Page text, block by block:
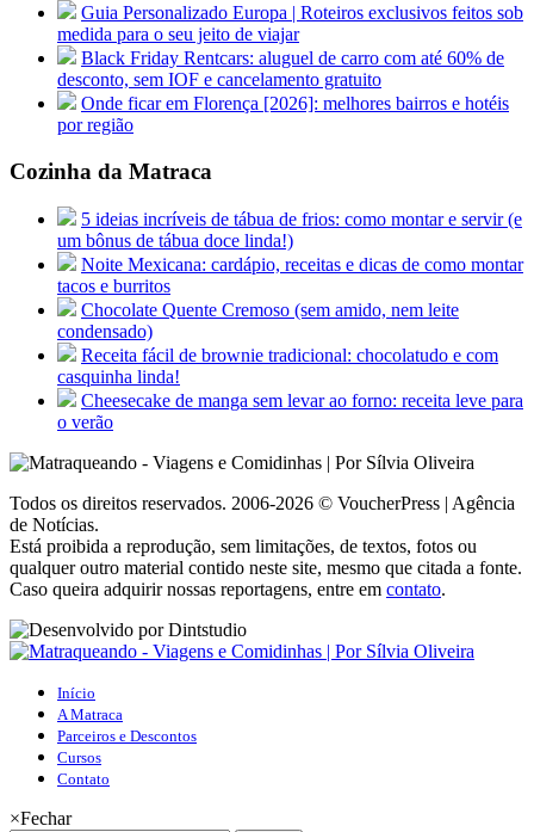
Guia Personalizado Europa | Roteiros exclusivos feitos sob
medida para o seu jeito de viajar
Black Friday Rentcars: aluguel de carro com até 60% de
desconto, sem IOF e cancelamento gratuito
Onde ficar em Florença [2026]: melhores bairros e hotéis
por região
Cozinha da Matraca
5 ideias incríveis de tábua de frios: como montar e servir (e
um bônus de tábua doce linda!)
Noite Mexicana: cardápio, receitas e dicas de como montar
tacos e burritos
Chocolate Quente Cremoso (sem amido, nem leite
condensado)
Receita fácil de brownie tradicional: chocolatudo e com
casquinha linda!
Cheesecake de manga sem levar ao forno: receita leve para
o verão
Todos os direitos reservados. 2006-2026 © VoucherPress | Agência
de Notícias.
Está proibida a reprodução, sem limitações, de textos, fotos ou
qualquer outro material contido neste site, mesmo que citada a fonte.
Caso queira adquirir nossas reportagens, entre em contato.
Início
A Matraca
Parceiros e Descontos
Cursos
Contato
×Fechar